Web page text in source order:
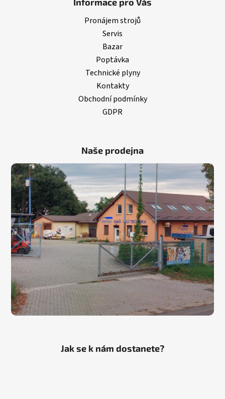
Pronájem strojů
Servis
Bazar
Poptávka
Technické plyny
Kontakty
Obchodní podmínky
GDPR
Naše prodejna
Jak se k nám dostanete?